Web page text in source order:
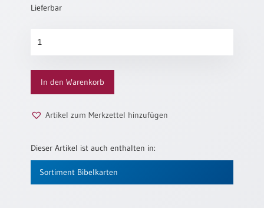
Neutral
Urkunden
Neuerscheinungen
Themen
Anlässe
Lieferbar
Menge
In den Warenkorb
Artikel zum Merkzettel hinzufügen
Dieser Artikel ist auch enthalten in:
Sortiment Bibelkarten